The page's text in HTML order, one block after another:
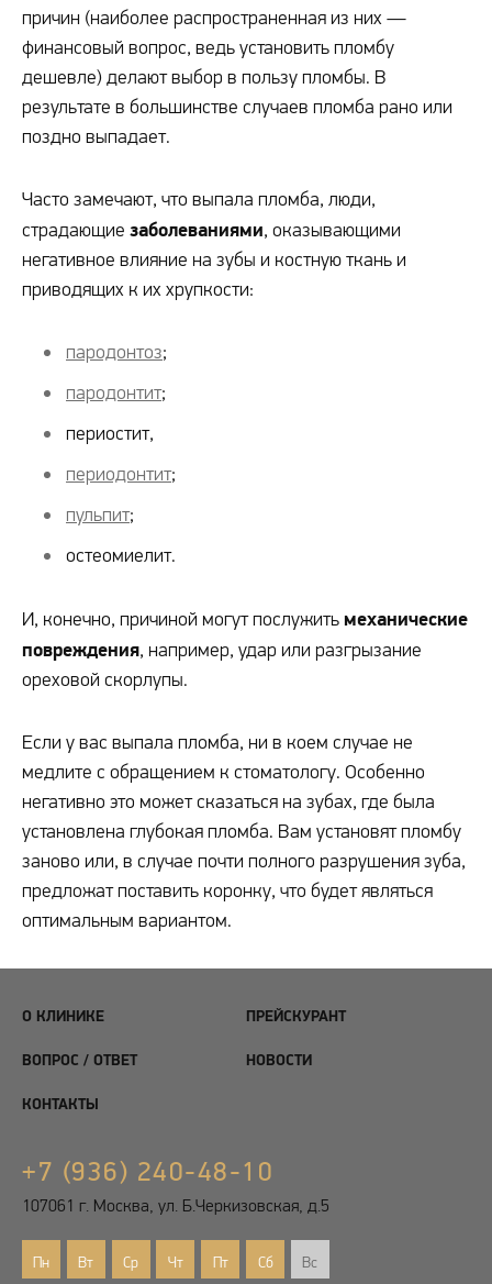
причин (наиболее распространенная из них —
финансовый вопрос, ведь установить пломбу
дешевле) делают выбор в пользу пломбы. В
результате в большинстве случаев пломба рано или
поздно выпадает.
Часто замечают, что выпала пломба, люди,
страдающие заболеваниями, оказывающими
негативное влияние на зубы и костную ткань и
приводящих к их хрупкости:
пародонтоз;
пародонтит;
периостит,
периодонтит;
пульпит;
остеомиелит.
И, конечно, причиной могут послужить механические
повреждения, например, удар или разгрызание
ореховой скорлупы.
Если у вас выпала пломба, ни в коем случае не
медлите с обращением к стоматологу. Особенно
негативно это может сказаться на зубах, где была
установлена глубокая пломба. Вам установят пломбу
заново или, в случае почти полного разрушения зуба,
предложат поставить коронку, что будет являться
оптимальным вариантом.
О КЛИНИКЕ ПРЕЙСКУРАНТ
ВОПРОС / ОТВЕТ НОВОСТИ
КОНТАКТЫ
+7 (936) 240-48-10
107061 г. Москва, ул. Б.Черкизовская, д.5
Пн Вт Ср Чт Пт Сб Вс